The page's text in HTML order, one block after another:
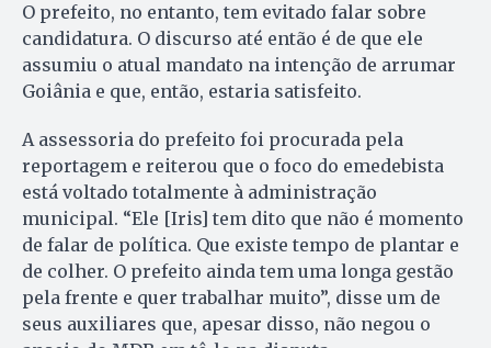
O prefeito, no entanto, tem evitado falar sobre
candidatura. O discurso até então é de que ele
assumiu o atual mandato na intenção de arrumar
Goiânia e que, então, estaria satisfeito.
A assessoria do prefeito foi procurada pela
reportagem e reiterou que o foco do emedebista
está voltado totalmente à administração
municipal. “Ele [Iris] tem dito que não é momento
de falar de política. Que existe tempo de plantar e
de colher. O prefeito ainda tem uma longa gestão
pela frente e quer trabalhar muito”, disse um de
seus auxiliares que, apesar disso, não negou o